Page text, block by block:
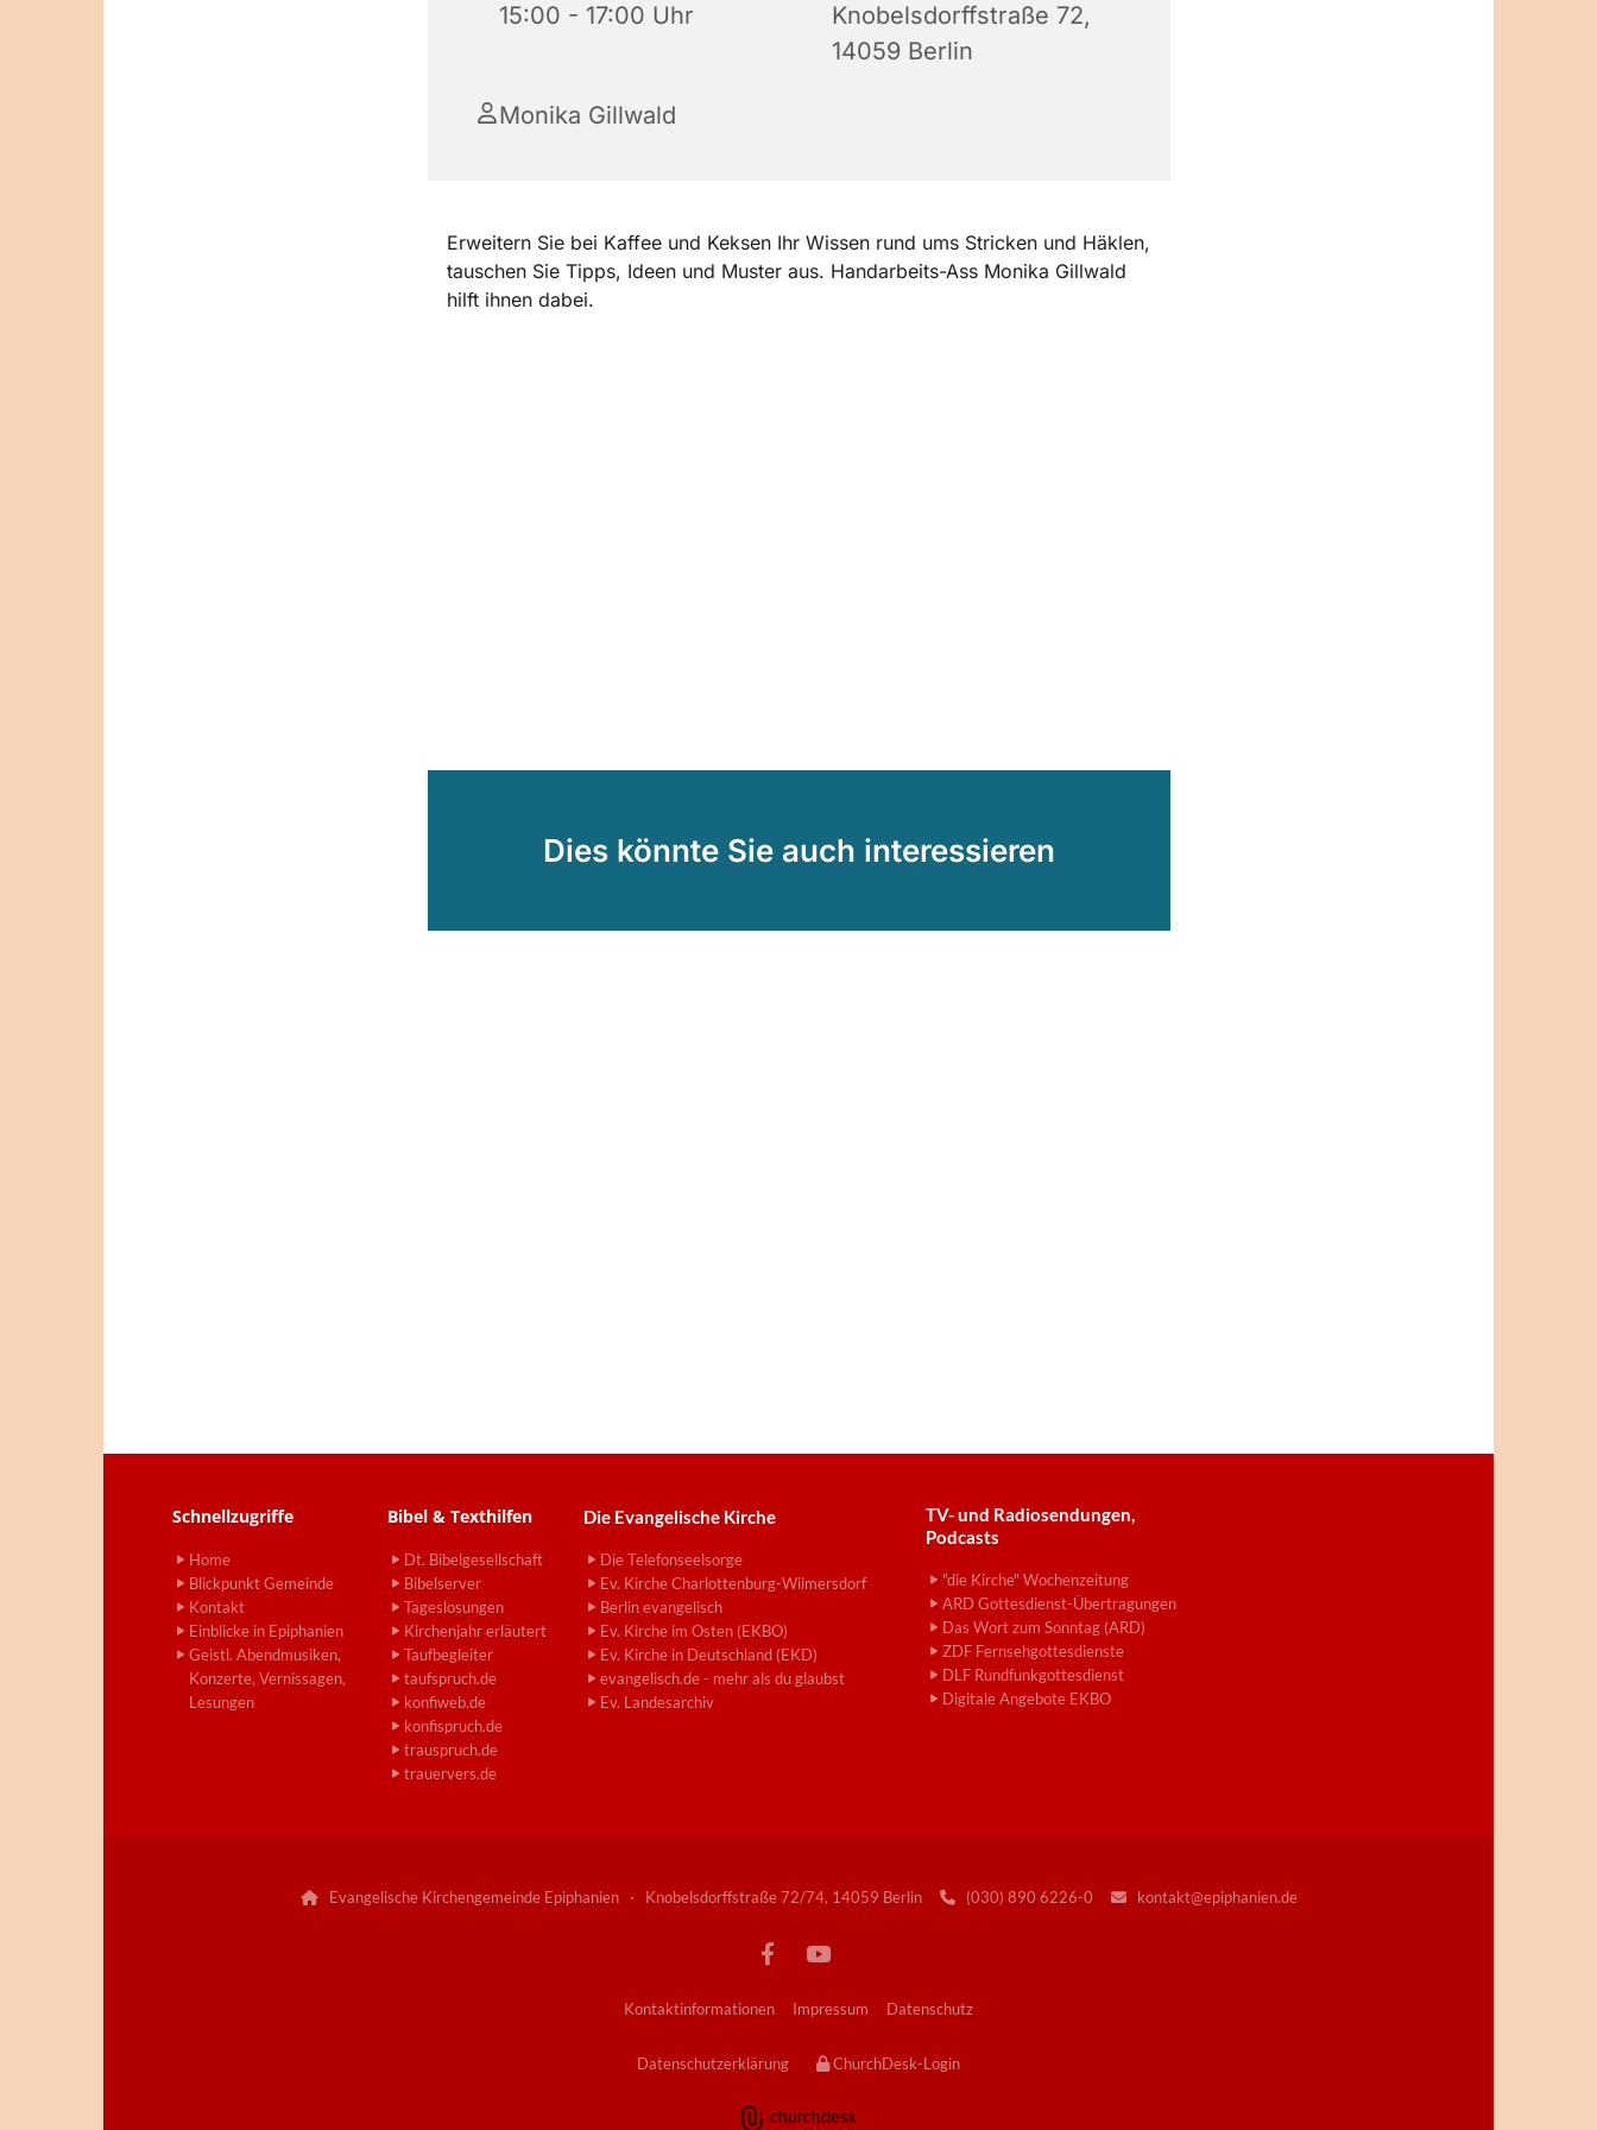
15:00 - 17:00 Uhr
Knobelsdorffstraße 72,
14059 Berlin
Monika Gillwald
Erweitern Sie bei Kaffee und Keksen Ihr Wissen rund ums Stricken und Häklen,
tauschen Sie Tipps, Ideen und Muster aus. Handarbeits-Ass Monika Gillwald
hilft ihnen dabei.
Dies könnte Sie auch interessieren
Schnellzugriffe
Home
Blickpunkt Gemeinde
Kontakt
Einblicke in Epiphanien
Geistl. Abendmusiken,
Konzerte, Vernissagen,
Lesungen
Bibel & Texthilfen
Dt. Bibelgesellschaft
Bibelserver
Tageslosungen
Kirchenjahr erläutert
Taufbegleiter
taufspruch.de
konfiweb.de
konfispruch.de
trauspruch.de
trauervers.de
Die Evangelische Kirche
Die Telefonseelsorge
Ev. Kirche Charlottenburg-Wilmersdorf
Berlin evangelisch
Ev. Kirche im Osten (EKBO)
Ev. Kirche in Deutschland (EKD)
evangelisch.de - mehr als du glaubst
Ev. Landesarchiv
TV- und Radiosendungen,
Podcasts
"die Kirche" Wochenzeitung
ARD Gottesdienst-Übertragungen
Das Wort zum Sonntag (ARD)
ZDF Fernsehgottesdienste
DLF Rundfunkgottesdienst
Digitale Angebote EKBO
Evangelische Kirchengemeinde Epiphanien · Knobelsdorffstraße 72/74, 14059 Berlin (030) 890 6226-0 kontakt@epiphanien.de
Kontaktinformationen Impressum Datenschutz
Datenschutzerklärung ChurchDesk-Login